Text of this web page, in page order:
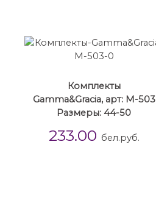
Комплекты
Gamma&Gracia, арт: М-503
Размеры: 44-50
233.00 бел.руб.